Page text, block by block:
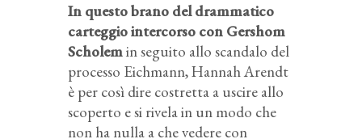
In questo brano del drammatico
carteggio intercorso con Gershom
Scholemin seguito allo scandalo del
processo Eichmann, Hannah Arendt
è per così dire costretta a uscire allo
scoperto e si rivela in un modo che
non ha nulla a che vedere con